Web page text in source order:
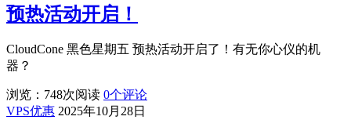
预热活动开启！
CloudCone 黑色星期五 预热活动开启了！有无你心仪的机
器？
浏览：748次阅读 0个评论
VPS优惠 2025年10月28日